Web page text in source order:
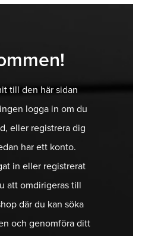
till den här sidan
logga in om du
eller registrera dig
har ett konto.
in eller registrerat
att omdirigeras till
där du kan söka
och genomföra ditt